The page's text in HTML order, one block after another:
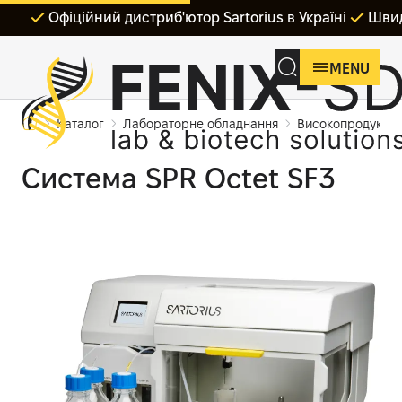
Офіційний дистриб'ютор Sartorius в Україні
MENU
Каталог Лабораторне обладнання
Система SPR Octet SF3